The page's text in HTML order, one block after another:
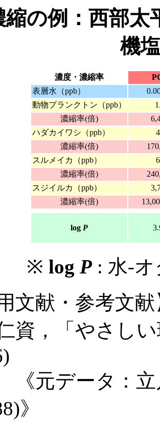
縮の例：西部太
機
濃度・濃縮率
表層水（ppb）
動物プランクトン（ppb）
濃縮率(倍)
ハダカイワシ（ppb）
濃縮率(倍)
スルメイカ（ppb）
濃縮率(倍)
スジイルカ（ppb）
濃縮率(倍)
log P
※ log P : 水-
文献・参考文
資，「やさし
データ：立
》